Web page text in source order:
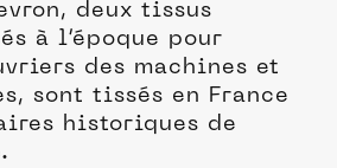
deux tissus
à l’époque pour
des machines et
sont tissés en France
historiques de